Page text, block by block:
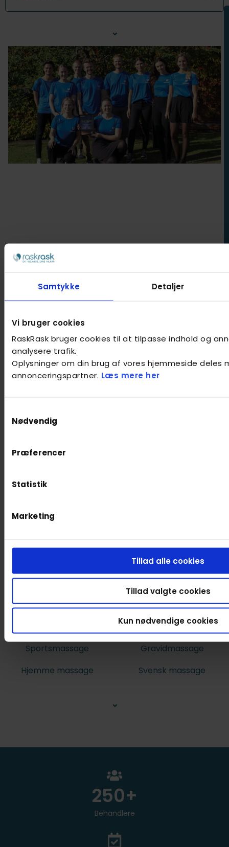
Samtykke Detaljer
Vi bruger cookies
RaskRask bruger cookies til at tilpasse indhold og
analysere trafik.
Oplysninger om din brug af vores hjemmeside deles
annonceringspartner. Læs mere her
Nødvendig
Præferencer
Statistik
Marketing
Tillad alle cookies
Tillad valgte cookies
Kun nødvendige cookies
⌄
Nakkesmerter
Bensmerter
Stress
Massagetyper
Sportsmassage
Gravidmassage
Hjemme massage
Svensk massage
⌄
Behandlere
250+